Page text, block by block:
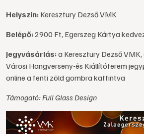
Helyszín: Keresztury Dezső VMK
Belépő:2900 Ft, Egerszeg Kártya
Jegyvásárlás:a Keresztury Dezső
Városi Hangverseny-és Kiállítóterem
online a fenti zöld gombra kattintva
Támogató: Full Glass Design